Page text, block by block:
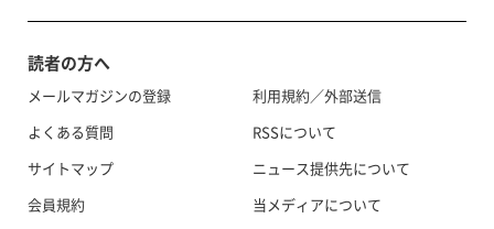
読者の方へ
メールマガジンの登録
よくある質問
サイトマップ
会員規約
利用規約／外部送信
RSSについて
ニュース提供先について
当メディアについて